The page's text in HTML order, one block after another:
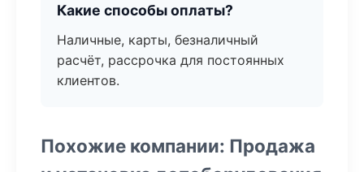
Какие способы оплаты?
Наличные, карты, безналичный
расчёт, рассрочка для постоянных
клиентов.
Похожие компании: Продажа